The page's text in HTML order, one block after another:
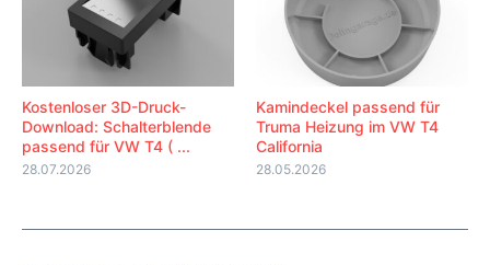
Kostenloser 3D-Druck-
Download: Schalterblende
passend für VW T4 ( ...
28.07.2026
Kamindeckel passend für
Truma Heizung im VW T4
California
28.05.2026